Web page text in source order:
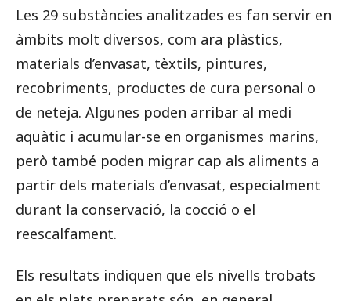
Les 29 substàncies analitzades es fan servir en
àmbits molt diversos, com ara plàstics,
materials d’envasat, tèxtils, pintures,
recobriments, productes de cura personal o
de neteja. Algunes poden arribar al medi
aquàtic i acumular-se en organismes marins,
però també poden migrar cap als aliments a
partir dels materials d’envasat, especialment
durant la conservació, la cocció o el
reescalfament.
Els resultats indiquen que els nivells trobats